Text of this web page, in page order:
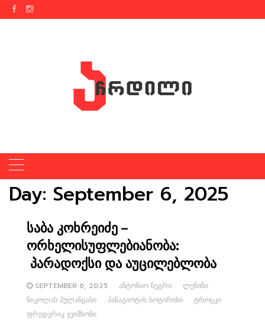
Skip
to
Day: September 6, 2025
საბა კოხრეიძე –
ორხელისუფლებიანობა:
პარადოქსი და აუცილებლობა
SEPTEMBER 6, 2025 ᲐᲜᲢᲝᲜᲘᲝ ᲜᲔᲒᲠᲘ
ᲚᲔᲜᲘᲜᲘ
ᲜᲘᲙᲝᲚᲐᲡ ᲞᲣᲚᲐᲜᲪᲐᲡᲘ
ᲞᲐᲜᲐᲒᲘᲝᲢᲘᲡ ᲡᲝᲢᲘᲠᲘᲡᲘ
ᲢᲠᲝᲪᲙᲘ
ᲤᲠᲔᲓᲔᲠᲘᲙ ᲯᲔᲘᲛᲡᲝᲜᲘ